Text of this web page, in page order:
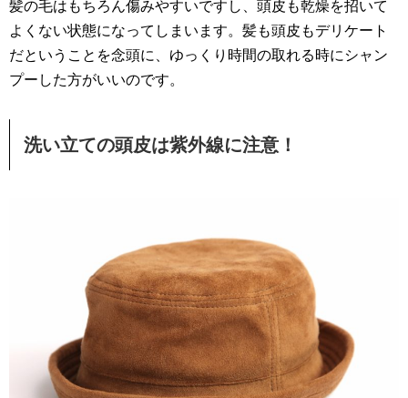
髪の毛はもちろん傷みやすいですし、頭皮も乾燥を招いて
よくない状態になってしまいます。髪も頭皮もデリケート
だということを念頭に、ゆっくり時間の取れる時にシャン
プーした方がいいのです。
洗い立ての頭皮は紫外線に注意！